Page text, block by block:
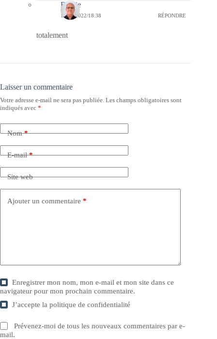
Bernie
11/04/2022/18:38 RÉPONDRE
totalement
Laisser un commentaire
Votre adresse e-mail ne sera pas publiée. Les champs obligatoires sont
indiqués avec *
Nom*
E-mail*
Site web
Ajouter un commentaire *
Enregistrer mon nom, mon e-mail et mon site dans ce
navigateur pour mon prochain commentaire.
J’accepte lapolitique de confidentialité
Prévenez-moi de tous les nouveaux commentaires par e-
mail.